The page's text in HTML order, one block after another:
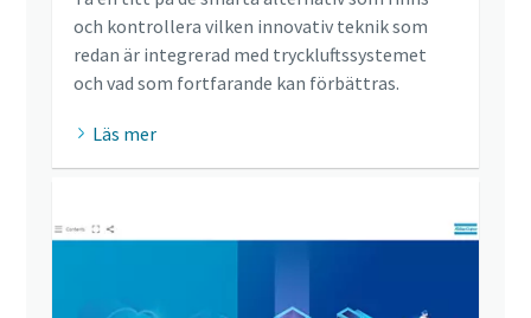
och kontrollera vilken innovativ teknik som
redan är integrerad med tryckluftssystemet
och vad som fortfarande kan förbättras.
Läs mer